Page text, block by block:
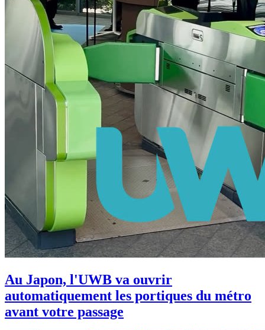
Au Japon, l'UWB va ouvrir
automatiquement les portiques du métro
avant votre passage